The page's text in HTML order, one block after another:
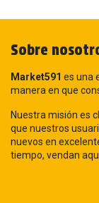
Sobre
Market591 es una
manera en que
Nuestra misión es
que nuestros
nuevos en
tiempo, vendan